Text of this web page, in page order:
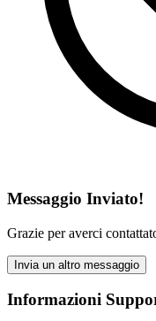
Messaggio Inviato!
Grazie per averci
Invia un altro messaggio
Informazioni